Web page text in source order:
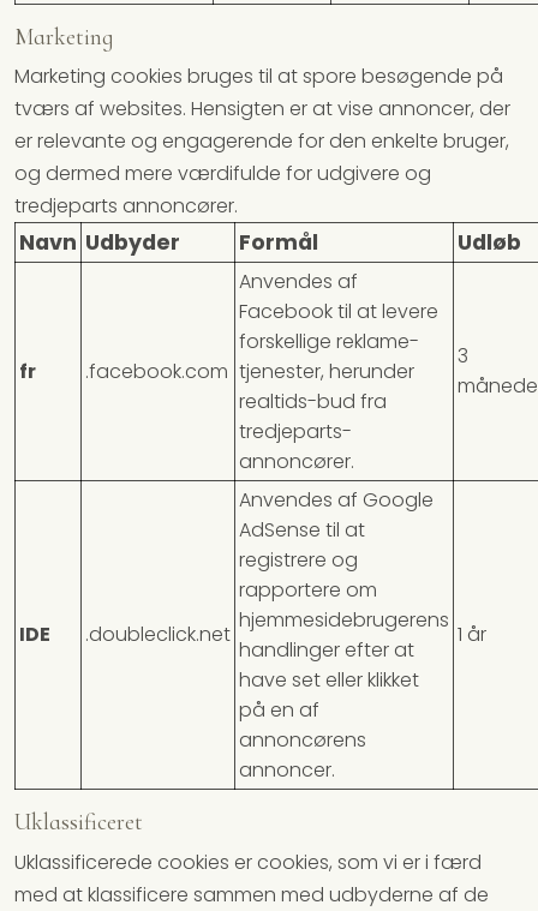
Marketing
Marketing cookies bruges til at spore besøgende på
tværs af websites. Hensigten er at vise annoncer, der
er relevante og engagerende for den enkelte bruger,
og dermed mere værdifulde for udgivere og
tredjeparts annoncører.
Navn Udbyder Formål Udløb
fr .facebook.com
Anvendes af
Facebook til at levere
forskellige reklame-
tjenester, herunder
realtids-bud fra
tredjeparts-
annoncører.
3
IDE .doubleclick.net
Anvendes af Google
AdSense til at
registrere og
rapportere om
hjemmesidebrugerens
handlinger efter at
have set eller klikket
på en af
annoncørens
annoncer.
1 år
Uklassificeret
Uklassificerede cookies er cookies, som vi er i færd
med at klassificere sammen med udbyderne af de